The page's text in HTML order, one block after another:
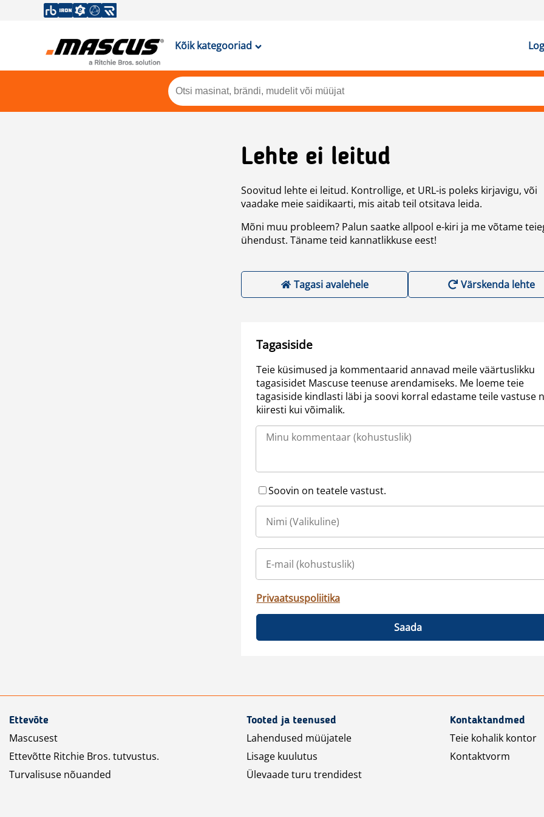
Kõik kategooriad
Lehte ei leitud
Soovitud lehte ei leitud. Kontrollige, et URL-is poleks kirjavigu, või
vaadake meie saidikaarti, mis aitab teil otsitava leida.
Mõni muu probleem? Palun saatke allpool e-kiri ja me võtame
ühendust. Täname teid kannatlikkuse eest!
Tagasi avalehele Värskenda lehte
Tagasiside
Teie küsimused ja kommentaarid annavad meile väärtuslikku
tagasisidet Mascuse teenuse arendamiseks. Me loeme teie
tagasiside kindlasti läbi ja soovi korral edastame teile vastuse
kiiresti kui võimalik.
Soovin on teatele vastust.
Privaatsuspoliitika
Saada
Ettevõte
Mascusest
Ettevõtte Ritchie Bros. tutvustus.
Turvalisuse nõuanded
Tooted ja teenused
Lahendused müüjatele
Lisage kuulutus
Ülevaade turu trendidest
Kontaktandmed
Teie kohalik kontor
Kontaktvorm